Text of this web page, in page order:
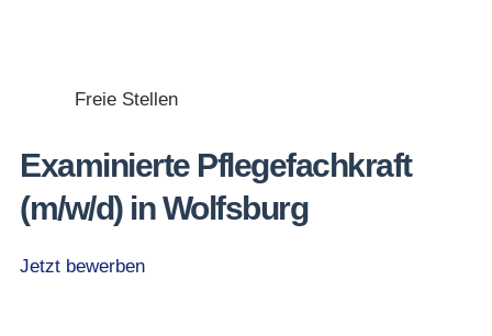
Freie Stellen
Examinierte Pflegefachkraft
(m/w/d) in Wolfsburg
Jetzt bewerben